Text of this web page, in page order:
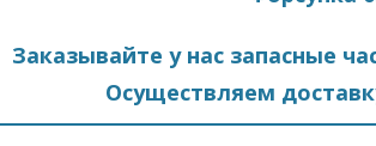
Заказывайте у нас запасные
Осуществляем